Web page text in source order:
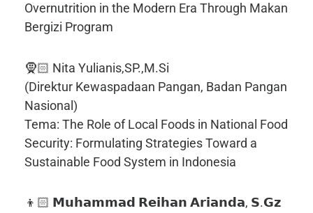
Overnutrition in the Modern Era Through Makan
Bergizi Program
🧕🏻 Nita Yulianis,SP.,M.Si
(Direktur Kewaspadaan Pangan, Badan Pangan
Nasional)
Tema: The Role of Local Foods in National Food
Security: Formulating Strategies Toward a
Sustainable Food System in Indonesia
👦🏻 𝗠𝘂𝗵𝗮𝗺𝗺𝗮𝗱 𝗥𝗲𝗶𝗵𝗮𝗻 𝗔𝗿𝗶𝗮𝗻𝗱𝗮, 𝗦.𝗚𝘇